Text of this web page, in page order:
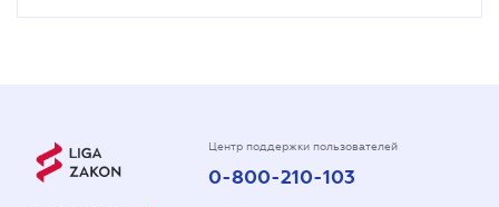
Центр поддержки пользователей
0-800-210-103